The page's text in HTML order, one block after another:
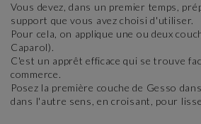
Vous devez, dans un premier temps,
support que vous avez choisi d'utiliser.
Pour cela, on applique une ou deux
Caparol).
C'est un apprêt efficace qui se trouve
commerce.
Posez la première couche de Gesso
dans l'autre sens, en croisant, pour